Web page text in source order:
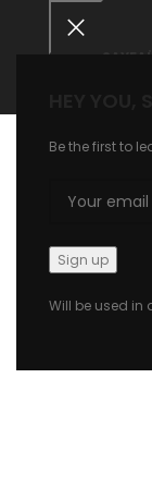
Be the first to
Will be used
ANASAYFA